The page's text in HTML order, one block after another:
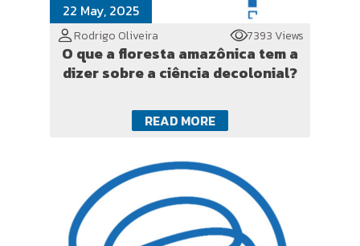
22 May, 2025
Rodrigo Oliveira 7393 Views
O que a floresta amazônica tem a
dizer sobre a ciência decolonial?
READ MORE